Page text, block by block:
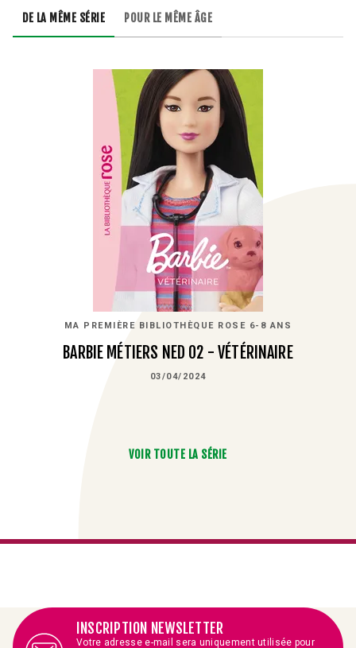
DE LA MÊME SÉRIE POUR LE MÊME ÂGE
MA PREMIÈRE BIBLIOTHÈQUE ROSE 6-8 ANS
BARBIE MÉTIERS NED 02 - VÉTÉRINAIRE
03/04/2024
VOIR TOUTE LA SÉRIE
INSCRIPTION NEWSLETTER
Votre adresse e-mail sera uniquement utilisée pour